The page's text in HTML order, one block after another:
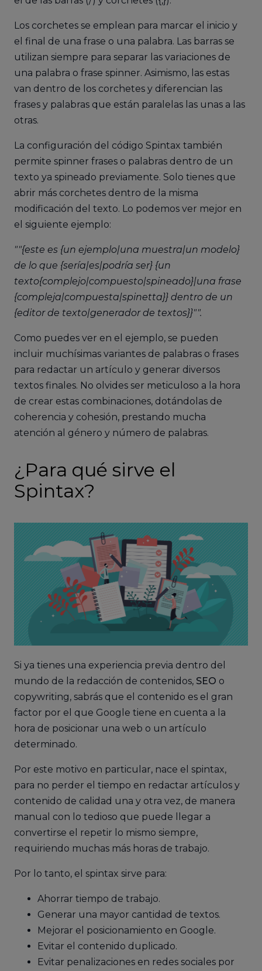
Los corchetes se emplean para marcar el inicio y
el final de una frase o una palabra. Las barras se
utilizan siempre para separar las variaciones de
una palabra o frase spinner. Asimismo, las estas
van dentro de los corchetes y diferencian las
frases y palabras que están paralelas las unas a las
otras.
La configuración del código Spintax también
permite spinner frases o palabras dentro de un
texto ya spineado previamente. Solo tienes que
abrir más corchetes dentro de la misma
modificación del texto. Lo podemos ver mejor en
el siguiente ejemplo:
""{este es {un ejemplo|una muestra|un modelo}
de lo que {sería|es|podría ser} {un
texto{complejo|compuesto|spineado}|una frase
{compleja|compuesta|spinetta}} dentro de un
{editor de texto|generador de textos}}"".
Como puedes ver en el ejemplo, se pueden
incluir muchísimas variantes de palabras o frases
para redactar un artículo y generar diversos
textos finales. No olvides ser meticuloso a la hora
de crear estas combinaciones, dotándolas de
coherencia y cohesión, prestando mucha
atención al género y número de palabras.
¿Para qué sirve el
Spintax?
Si ya tienes una experiencia previa dentro del
mundo de la redacción de contenidos, SEO o
copywriting, sabrás que el contenido es el gran
factor por el que Google tiene en cuenta a la
hora de posicionar una web o un artículo
determinado.
Por este motivo en particular, nace el spintax,
para no perder el tiempo en redactar artículos y
contenido de calidad una y otra vez, de manera
manual con lo tedioso que puede llegar a
convertirse el repetir lo mismo siempre,
requiriendo muchas más horas de trabajo.
Por lo tanto, el spintax sirve para:
Ahorrar tiempo de trabajo.
Generar una mayor cantidad de textos.
Mejorar el posicionamiento en Google.
Evitar el contenido duplicado.
Evitar penalizaciones en redes sociales por